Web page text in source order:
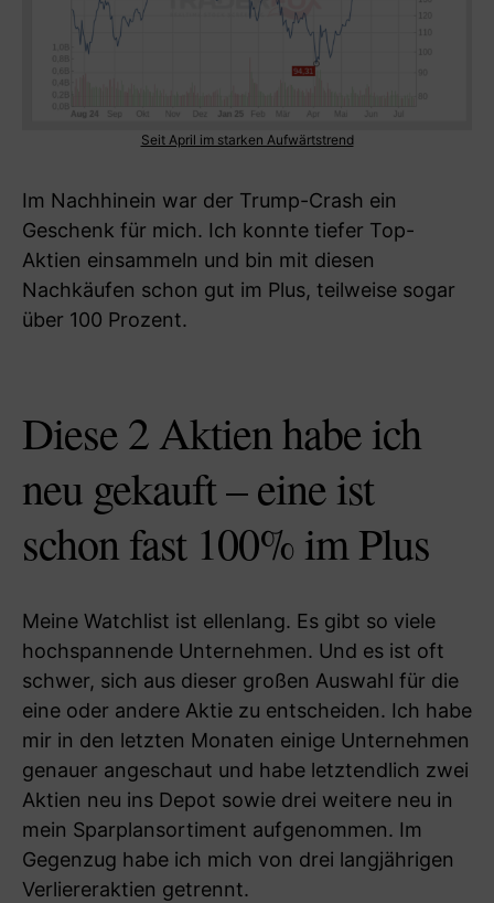
Seit April im starken Aufwärtstrend
Im Nachhinein war der Trump-Crash ein
Geschenk für mich. Ich konnte tiefer Top-
Aktien einsammeln und bin mit diesen
Nachkäufen schon gut im Plus, teilweise sogar
über 100 Prozent.
Diese 2 Aktien habe ich
neu gekauft – eine ist
schon fast 100% im Plus
Meine Watchlist ist ellenlang. Es gibt so viele
hochspannende Unternehmen. Und es ist oft
schwer, sich aus dieser großen Auswahl für die
eine oder andere Aktie zu entscheiden. Ich habe
mir in den letzten Monaten einige Unternehmen
genauer angeschaut und habe letztendlich zwei
Aktien neu ins Depot sowie drei weitere neu in
mein Sparplansortiment aufgenommen. Im
Gegenzug habe ich mich von drei langjährigen
Verliereraktien getrennt.